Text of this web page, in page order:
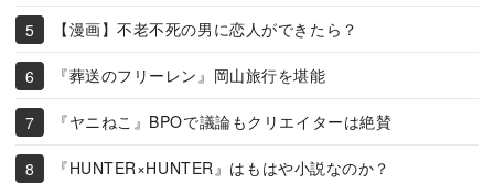
【漫画】不老不死の男に恋人ができたら？
『葬送のフリーレン』岡山旅行を堪能
『ヤニねこ』BPOで議論もクリエイターは絶賛
『HUNTER×HUNTER』はもはや小説なのか？